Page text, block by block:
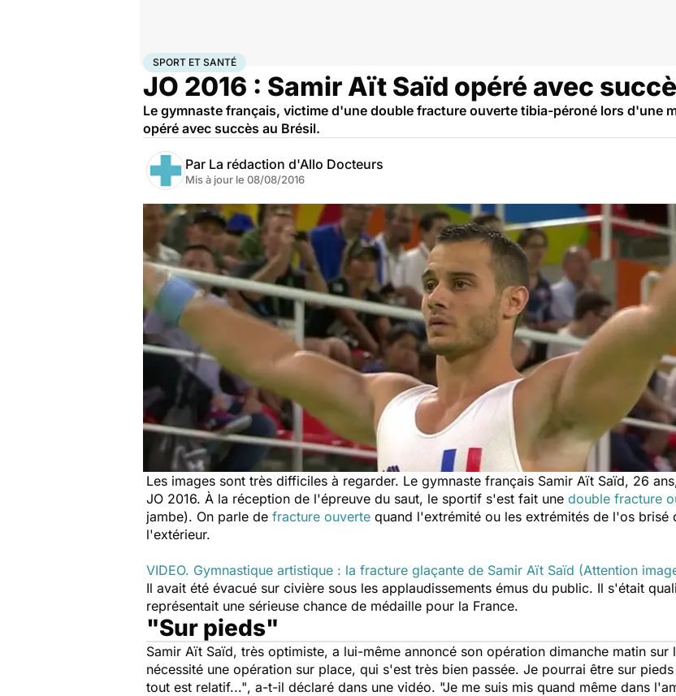
AccueilBien-êtreSport santé
SPORT ET SANTÉ
JO 2016 : Samir Aït Saïd opéré avec
Le gymnaste français, victime d'une double fracture ouverte tibia-péroné lors d'une
opéré avec succès au Brésil.
Par La rédaction d'Allo Docteurs
Mis à jour le 08/08/2016
Les images sont très difficiles à regarder. Le gymnaste français Samir Aït Saïd, 26
JO 2016. À la réception de l'épreuve du saut, le sportif s'est fait une double fracture
jambe). On parle de fracture ouverte quand l'extrémité ou les extrémités de l'os brisé
l'extérieur.
VIDEO. Gymnastique artistique : la fracture glaçante de Samir Aït Saïd (Attention
Il avait été évacué sur civière sous les applaudissements émus du public. Il s'était
représentait une sérieuse chance de médaille pour la France.
"Sur pieds"
Samir Aït Saïd, très optimiste, a lui-même annoncé son opération dimanche matin
nécessité une opération sur place, qui s'est très bien passée. Je pourrai être sur
tout est relatif...", a-t-il déclaré dans une vidéo. "Je me suis mis quand même dans